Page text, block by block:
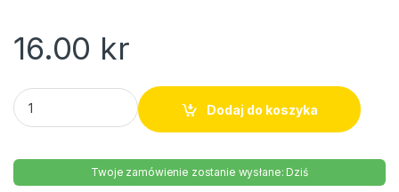
16.00 kr
Wedel Baton Bajeczny 40g quantity
Dodaj do koszyka
Twoje zamówienie zostanie wysłane: Dziś